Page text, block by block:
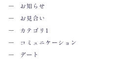
お知らせ
お見合い
カテゴリ1
コミュニケーション
デート